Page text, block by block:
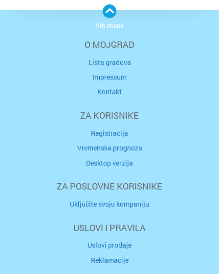
O MOJGRAD
Lista gradova
Impressum
Kontakt
ZA KORISNIKE
Registracija
Vremenska prognoza
Desktop verzija
ZA POSLOVNE KORISNIKE
Uključite svoju kompaniju
USLOVI I PRAVILA
Uslovi prodaje
Reklamacije
Vrh strane